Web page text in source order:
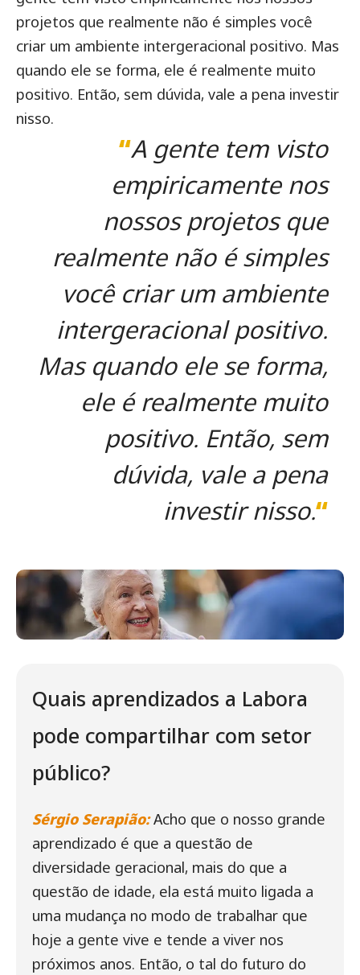
projetos que realmente não é simples você
criar um ambiente intergeracional positivo. Mas
quando ele se forma, ele é realmente muito
positivo. Então, sem dúvida, vale a pena investir
nisso.
“A gente tem visto
empiricamente nos
nossos projetos que
realmente não é simples
você criar um ambiente
intergeracional positivo.
Mas quando ele se forma,
ele é realmente muito
positivo. Então, sem
dúvida, vale a pena
investir nisso.“
Quais aprendizados a Labora
pode compartilhar com setor
público?
Sérgio Serapião:Acho que o nosso grande
aprendizado é que a questão de
diversidade geracional, mais do que a
questão de idade, ela está muito ligada a
uma mudança no modo de trabalhar que
hoje a gente vive e tende a viver nos
próximos anos. Então, o tal do futuro do